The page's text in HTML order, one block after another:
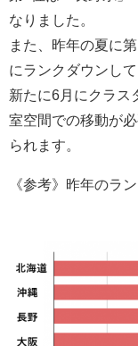
なりました。
また、昨年の夏に
にランクダウンして
新たに6月にクラス
室空間での移動が
られます。
《参考》昨年のラ